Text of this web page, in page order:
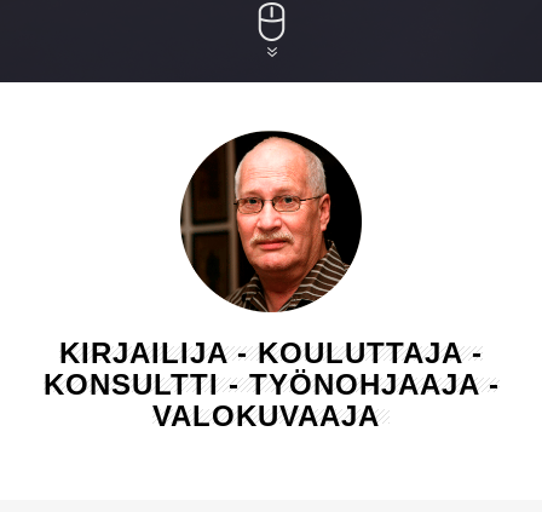
KIRJAILIJA - KOULUTTAJA -
KONSULTTI - TYÖNOHJAAJA -
VALOKUVAAJA